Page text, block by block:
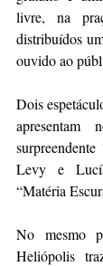
livre, na
distribuídos
ouvido ao
Dois
Levy e
“Matéria
No mesmo
Heliópolis